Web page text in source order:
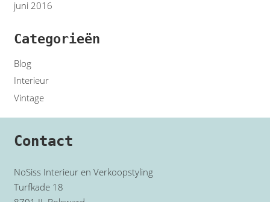
juni 2016
Categorieën
Blog
Interieur
Vintage
Contact
NoSiss Interieur en Verkoopstyling
Turfkade 18